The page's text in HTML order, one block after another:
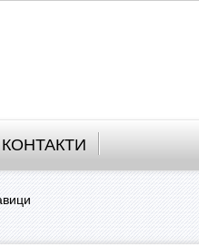
КОНТАКТИ